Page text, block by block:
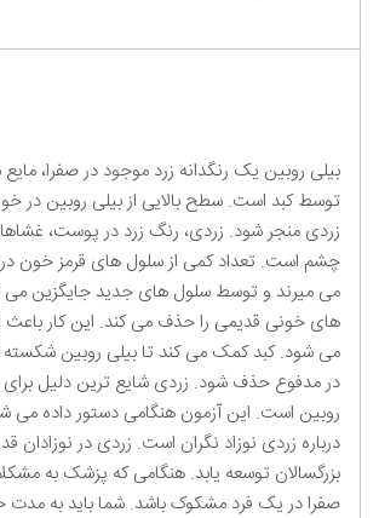
بیلی روبین یک رنگدانه زرد موجود در صفرا،
توسط کبد است. سطح بالایی از بیلی روبین در
زردی منجر شود. زردی، رنگ زرد در پوست،
چشم است. تعداد کمی از سلول های قرمز خون
می میرند و توسط سلول های جدید جایگزین می
های خونی قدیمی را حذف می کند. این کار باعث
می شود. کبد کمک می کند تا بیلی روبین
در مدفوع حذف شود. زردی شایع ترین دلیل
روبین است. این آزمون هنگامی دستور داده می
درباره زردی نوزاد نگران است. زردی در نوزادان
بزرگسالان توسعه یابد. هنگامی که پزشک به